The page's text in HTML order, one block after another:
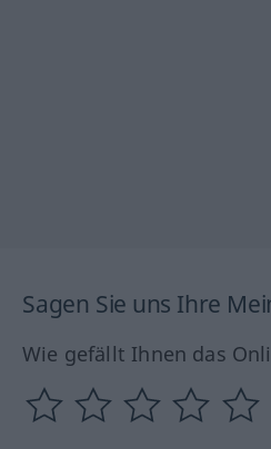
Sagen Sie uns Ihre
Wie gefällt Ihnen das